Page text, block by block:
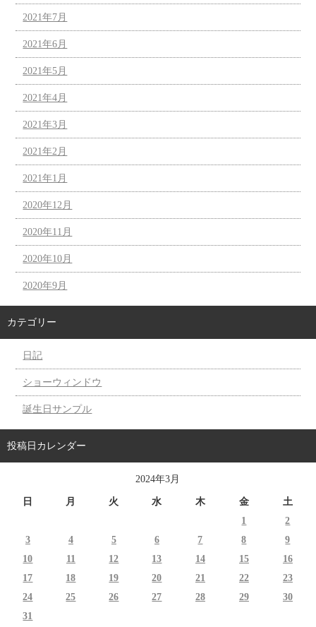
2021年7月
2021年6月
2021年5月
2021年4月
2021年3月
2021年2月
2021年1月
2020年12月
2020年11月
2020年10月
2020年9月
カテゴリー
日記
ショーウィンドウ
誕生日サンプル
投稿日カレンダー
2024年3月
日 月 火 水 木 金
土
1
2
3
4 5 6 7 8
9
10
11 12 13 14 15
16
17
18 19 20 21 22
23
24
25 26 27 28 29
30
31